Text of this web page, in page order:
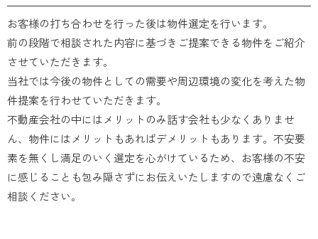
お客様の打ち合わせを行った後は物件選定を行います。
前の段階で相談された内容に基づきご提案できる物件をご紹介
させていただきます。
当社では今後の物件としての需要や周辺環境の変化を考えた物
件提案を行わせていただきます。
不動産会社の中にはメリットのみ話す会社も少なくありませ
ん、物件にはメリットもあればデメリットもあります。不安要
素を無くし満足のいく選定を心がけているため、お客様の不安
に感じることも包み隠さずにお伝えいたしますので遠慮なくご
相談ください。